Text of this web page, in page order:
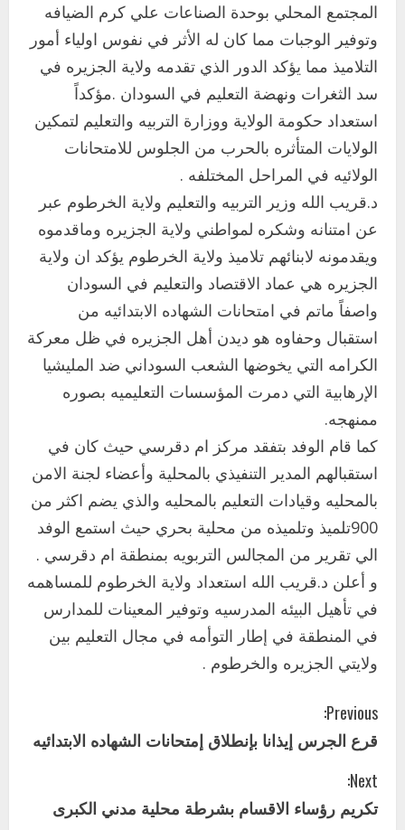
المجتمع المحلي بوحدة الصناعات علي كرم الضيافه
وتوفير الوجبات مما كان له الأثر في نفوس اولياء أمور
التلاميذ مما يؤكد الدور الذي تقدمه ولاية الجزيره في
سد الثغرات ونهضة التعليم في السودان .مؤكداً
استعداد حكومة الولاية ووزارة التربيه والتعليم لتمكين
الولايات المتأثره بالحرب من الجلوس للامتحانات
الولائيه في المراحل المختلفه .
د.قريب الله وزير التربيه والتعليم ولاية الخرطوم عبر
عن امتنانه وشكره لمواطني ولاية الجزيره وماقدموه
ويقدمونه لابنائهم تلاميذ ولاية الخرطوم يؤكد ان ولاية
الجزيره هي عماد الاقتصاد والتعليم في السودان
واصفاً ماتم في امتحانات الشهاده الابتدائيه من
استقبال وحفاوه هو ديدن أهل الجزيره في ظل معركة
الكرامه التي يخوضها الشعب السوداني ضد المليشيا
الإرهابية التي دمرت المؤسسات التعليميه بصوره
ممنهجه.
كما قام الوفد بتفقد مركز ام دقرسي حيث كان في
استقبالهم المدير التنفيذي بالمحلية وأعضاء لجنة الامن
بالمحليه وقيادات التعليم بالمحليه والذي يضم اكثر من
900تلميذ وتلميذه من محلية بحري حيث استمع الوفد
الي تقرير من المجالس التربويه بمنطقة ام دقرسي .
و أعلن د.قريب الله استعداد ولاية الخرطوم للمساهمه
في تأهيل البيئه المدرسيه وتوفير المعينات للمدارس
في المنطقة في إطار التوأمه في مجال التعليم بين
ولايتي الجزيره والخرطوم .
C
o
n
Previous:
قرع الجرس إيذانا بإنطلاق إمتحانات الشهاده الابتدائيه
Next:
تكريم رؤساء الاقسام بشرطة محلية مدني الكبرى
اخر الاخبار
التعليم الخاص بمحلية ودمدني الكبرى
يعلن تخفيض الرسوم الدراسية لهذا العام
اخر الاخبار
وزير التربية والتعليم بالولاية يدشن ورشة
تأهيل معلمي مادة اللغة الإنجليزية بمحلية
ودمدني الكبرى
أغسطس 3, 2026
4
اخر الاخبار الاخبار
مدير إدارة الجودة و التطوير الإداري
بوزارة التربية تشارك الملتقي التنسيقي
الأول لمديري الجودة بالولايات
يوليو 29, 2026
5
الكبرى تنفذ الحملة التعزيزية لاصحاح
اخر الاخبار